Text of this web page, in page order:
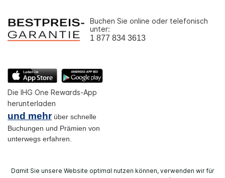
Buchen Sie online oder telefonisch
unter:
1 877 834 3613
Die IHG One Rewards-App
herunterladen
und mehrüber schnelle
Buchungen und Prämien von
unterwegs erfahren.
Damit Sie unsere Website optimal nutzen können, verwenden wir für